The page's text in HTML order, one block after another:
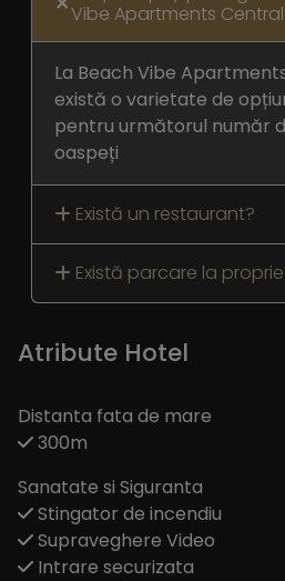
Vibe Apartments
La Beach Vibe
există o varietate de
pentru următorul număr
oaspeți
Există un restaurant?
Există parcare la
Atribute Hotel
Distanta fata de mare
300m
Sanatate si Siguranta
Stingator de incendiu
Supraveghere Video
Intrare securizata